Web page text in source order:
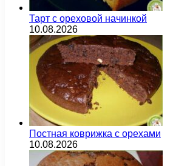
Тарт с ореховой начинкой
10.08.2026
Постная коврижка с орехами
10.08.2026